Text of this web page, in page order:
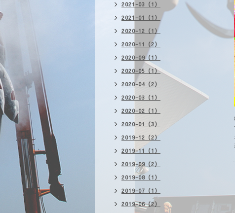
2021-03（1）
2021-01（1）
2020-12（1）
2020-11（2）
2020-09（1）
2020-05（1）
2020-04（2）
2020-03（1）
2020-02（1）
2020-01（3）
2019-12（2）
2019-11（1）
2019-09（2）
2019-08（1）
2019-07（1）
2019-06（2）